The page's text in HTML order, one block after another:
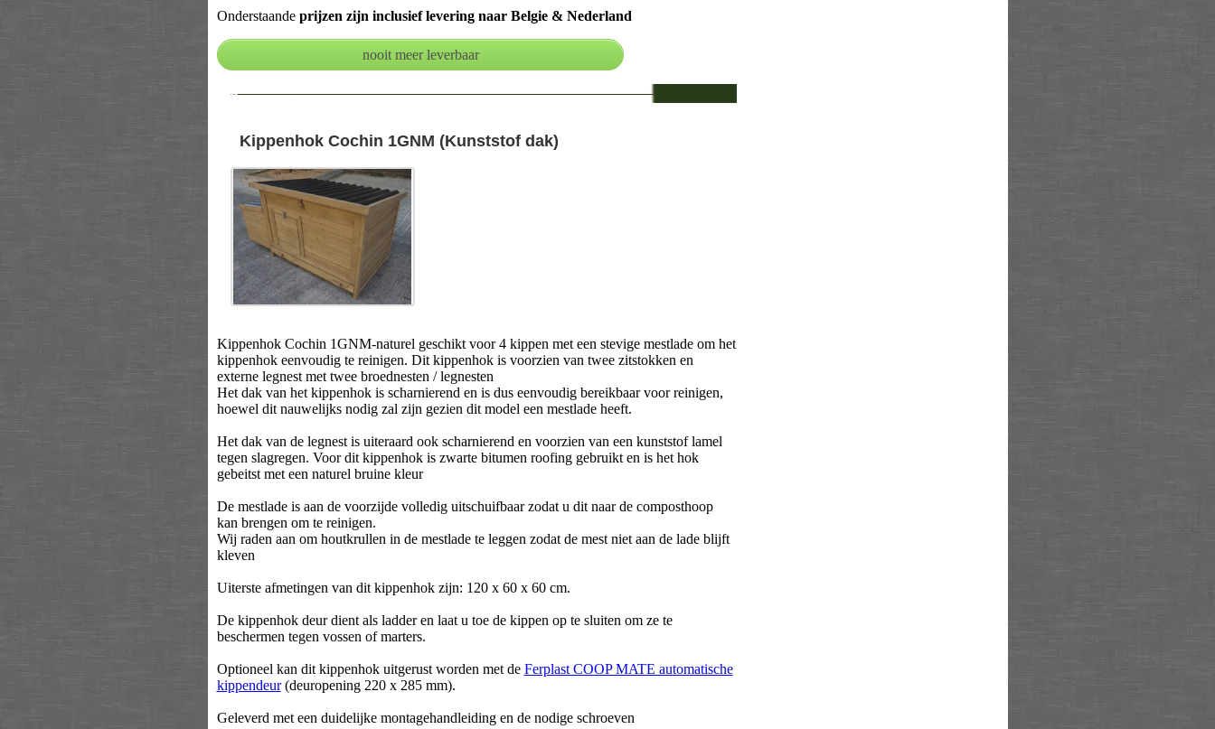
Onderstaande prijzen zijn inclusief levering naar Belgie & Nederland
--
Kippenhok Cochin 1GNM (Kunststof dak)
Kippenhok Cochin 1GNM-naturel geschikt voor 4 kippen met een stevige mestlade om het
kippenhok eenvoudig te reinigen. Dit kippenhok is voorzien van twee zitstokken en
externe legnest met twee broednesten / legnesten
Het dak van het kippenhok is scharnierend en is dus eenvoudig bereikbaar voor reinigen,
hoewel dit nauwelijks nodig zal zijn gezien dit model een mestlade heeft.
Het dak van de legnest is uiteraard ook scharnierend en voorzien van een kunststof lamel
tegen slagregen. Voor dit kippenhok is zwarte bitumen roofing gebruikt en is het hok
gebeitst met een naturel bruine kleur
De mestlade is aan de voorzijde volledig uitschuifbaar zodat u dit naar de composthoop
kan brengen om te reinigen.
Wij raden aan om houtkrullen in de mestlade te leggen zodat de mest niet aan de lade blijft
kleven
Uiterste afmetingen van dit kippenhok zijn: 120 x 60 x 60 cm.
De kippenhok deur dient als ladder en laat u toe de kippen op te sluiten om ze te
beschermen tegen vossen of marters.
Optioneel kan dit kippenhok uitgerust worden met de Ferplast COOP MATE automatische
kippendeur(deuropening 220 x 285 mm).
Geleverd met een duidelijke montagehandleiding en de nodige schroeven